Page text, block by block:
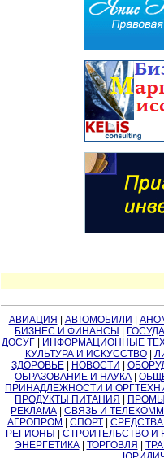
АВИАЦИЯ АВТОМОБИЛИ
БИЗНЕС И ФИНАНСЫ
ДОСУГ| ИНФОРМАЦИОННЫЕ
КУЛЬТУРА И ИСКУССТВО|
ЗДОРОВЬЕ| НОВОСТИ
ОБРАЗОВАНИЕ И НАУКА
ПРИНАДЛЕЖНОСТИ И
ПРОДУКТЫ ПИТАНИЯ
РЕКЛАМА
СВЯЗЬ И
АГРОПРОМ
СПОРТ
РЕГИОНЫ
СТРОИТЕЛЬСТВО
ЭНЕРГЕТИКА| ТОРГОВЛЯ